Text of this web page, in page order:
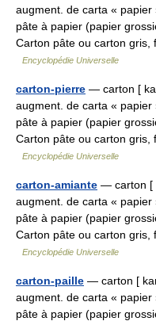
augment. de carta «
pâte à papier (papier
Carton pâte ou carton
Encyclopédie Universelle
carton-pierre — carton [
augment. de carta «
pâte à papier (papier
Carton pâte ou carton
Encyclopédie Universelle
carton-amiante — carton [
augment. de carta «
pâte à papier (papier
Carton pâte ou carton
Encyclopédie Universelle
carton-paille — carton [
augment. de carta «
pâte à papier (papier